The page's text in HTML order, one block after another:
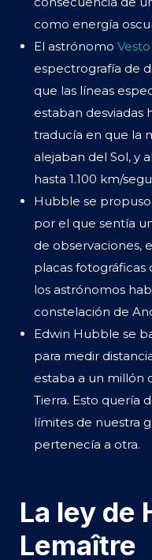
como energía
El astrónomo
espectrografía de
que las líneas
estaban desviadas
traducía en que la
alejaban del Sol, y
hasta 1.100 km/
Hubble se
por el que sentía
de observaciones,
placas fotográficas
los astrónomos
constelación de
Edwin Hubble se
para medir
estaba a un millón
Tierra. Esto quería
límites de nuestra
pertenecía a otra.
La ley de
Lemaître